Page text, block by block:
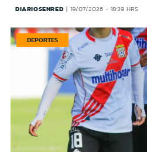
DIARIOSENRED 19/07/2026 - 18:39 HRS
DEPORTES